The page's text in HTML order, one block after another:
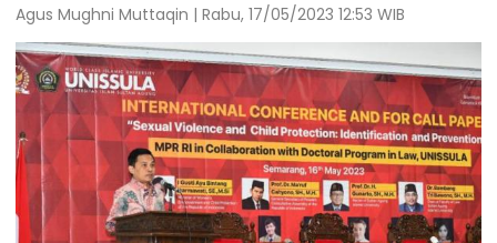
Agus Mughni Muttaqin | Rabu, 17/05/2023 12:53 WIB